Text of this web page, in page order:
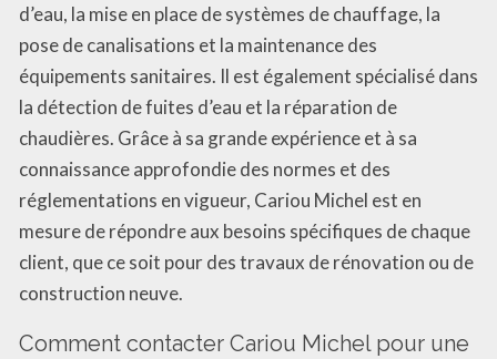
d’eau, la mise en place de systèmes de chauffage, la
pose de canalisations et la maintenance des
équipements sanitaires. Il est également spécialisé dans
la détection de fuites d’eau et la réparation de
chaudières. Grâce à sa grande expérience et à sa
connaissance approfondie des normes et des
réglementations en vigueur, Cariou Michel est en
mesure de répondre aux besoins spécifiques de chaque
client, que ce soit pour des travaux de rénovation ou de
construction neuve.
Comment contacter Cariou Michel pour une